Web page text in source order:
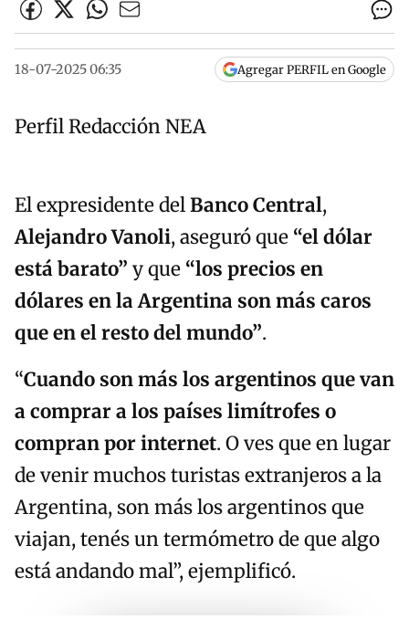
18-07-2025 06:35 Agregar PERFIL en Google
Perfil Redacción NEA
El expresidente delBanco Central,
Alejandro Vanoli, aseguró que “el dólar
está barato” y que “los precios en
dólares en la Argentina son más caros
que en el resto del mundo”.
“Cuando son más los argentinos que van
a comprar a los países limítrofes o
compran por internet. O ves que en lugar
de venir muchos turistas extranjeros a la
Argentina, son más los argentinos que
viajan, tenés un termómetro de que algo
está andando mal”, ejemplificó.